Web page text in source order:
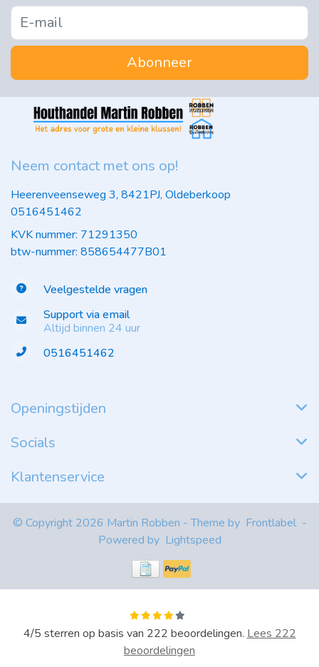
Abonneer
Neem contact met ons op!
Heerenveenseweg 3, 8421PJ, Oldeberkoop
0516451462
KVK nummer: 71291350
btw-nummer: 858654477B01
Veelgestelde vragen
Support via email
Altijd binnen 24 uur
0516451462
Openingstijden
Socials
Klantenservice
© Copyright 2026 Martin Robben - Theme by Frontlabel -
Powered by Lightspeed
4/5 sterren op basis van 222 beoordelingen. Lees 222
beoordelingen